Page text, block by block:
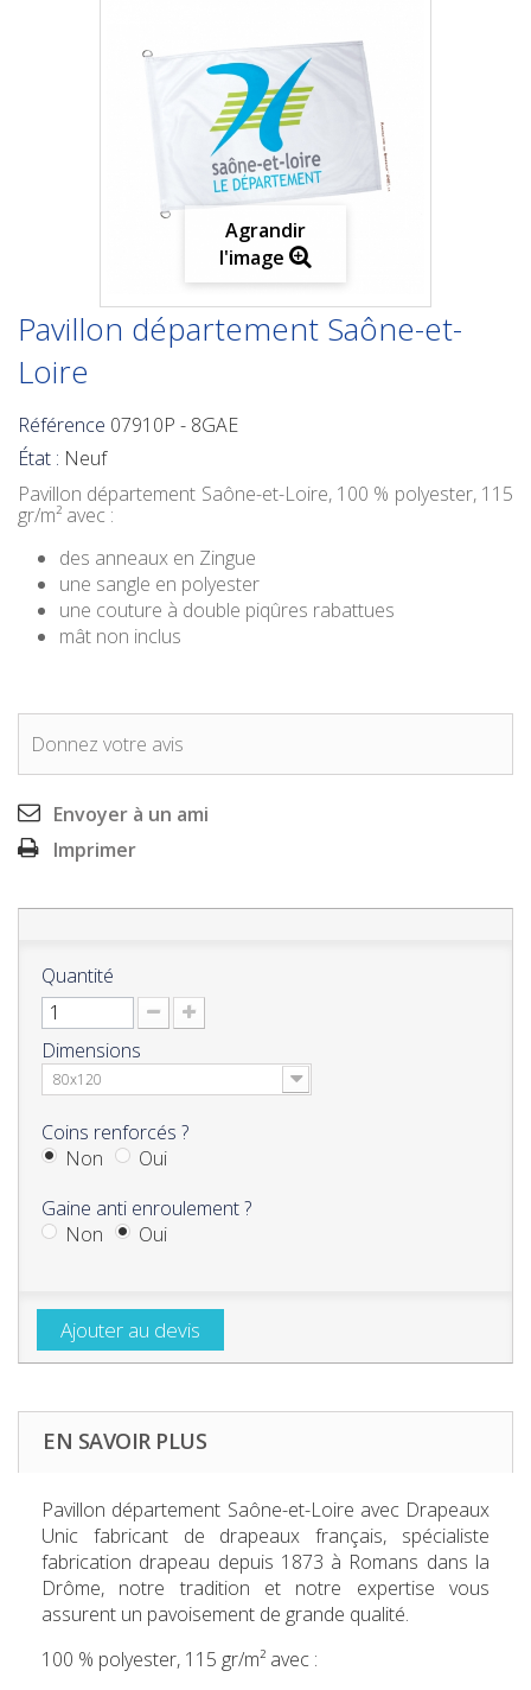
Agrandir
l'image
Pavillon département Saône-et-
Loire
Référence 07910P - 8GAE
État : Neuf
Pavillon département Saône-et-Loire, 100 % polyester, 115
gr/m² avec :
des anneaux en Zingue
une sangle en polyester
une couture à double piqûres rabattues
mât non inclus
Donnez votre avis
Envoyer à un ami
Imprimer
Quantité
Dimensions
80x120
Coins renforcés ?
Non
Oui
Gaine anti enroulement ?
Non
Oui
Ajouter au devis
EN SAVOIR PLUS
Pavillon département Saône-et-Loire avec Drapeaux
Unic fabricant de drapeaux français, spécialiste
fabrication drapeau depuis 1873 à Romans dans la
Drôme, notre tradition et notre expertise vous
assurent un pavoisement de grande qualité.
100 % polyester, 115 gr/m² avec :